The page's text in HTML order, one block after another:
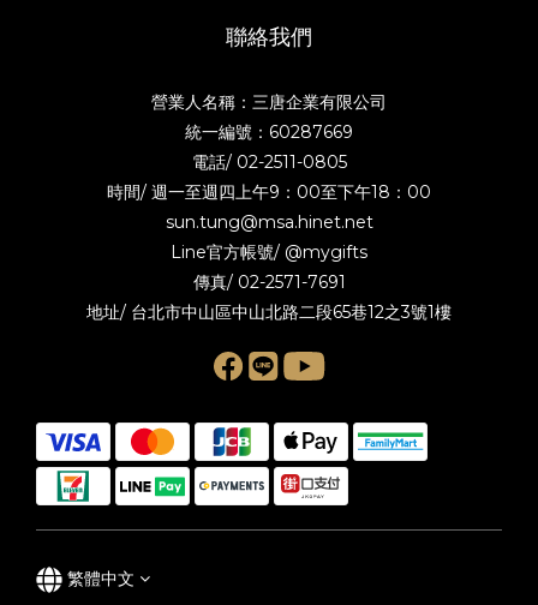
聯絡我們
營業人名稱：三唐企業有限公司
統一編號：60287669
電話/ 02-2511-0805
時間/ 週一至週四上午9：00至下午18：00
sun.tung@msa.hinet.net
Line官方帳號/ @mygifts
傳真/ 02-2571-7691
地址/ 台北市中山區中山北路二段65巷12之3號1樓
繁體中文